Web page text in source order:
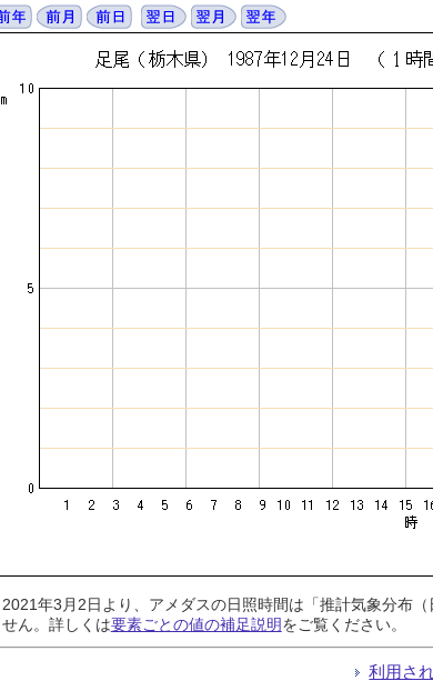
2021年3月2日より、アメダスの日照時間は「推計気象分布
せん。詳しくは要素ごとの値の補足説明をご覧ください。
利用さ